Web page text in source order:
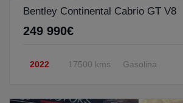
Bentley Continental Cabrio GT V8
249 990€
2022 17500 kms Gasolina